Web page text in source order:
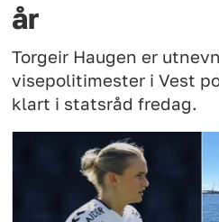
år
Torgeir Haugen er
visepolitimester i Vest
klart i statsråd fredag.